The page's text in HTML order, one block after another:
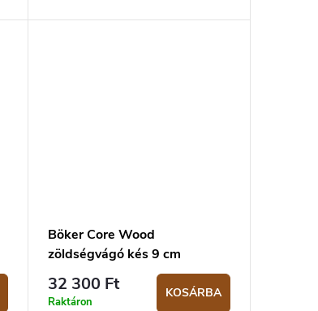
Böker Core Wood
zöldségvágó kés 9 cm
32 300 Ft
Raktáron
KOSÁRBA